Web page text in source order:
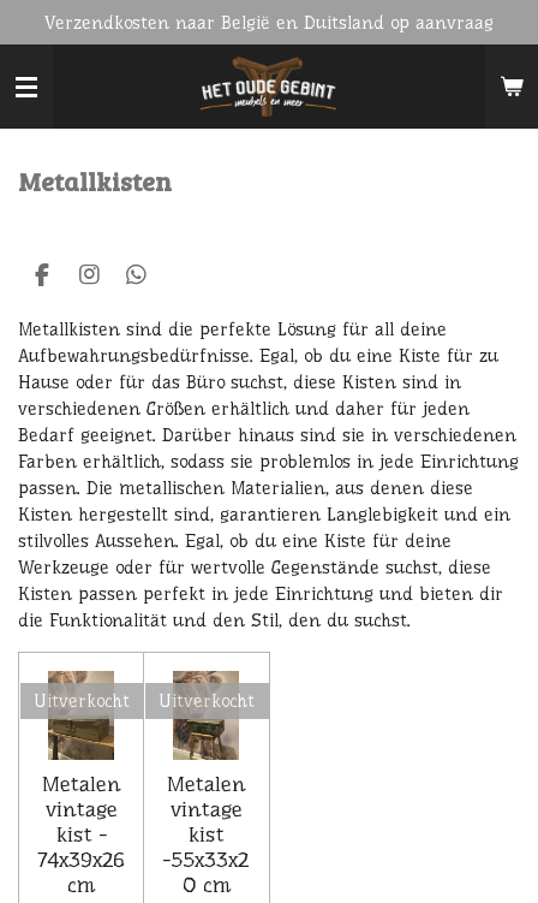
direct
naar
de
hoofdinhoud
Verzendkosten naar België en Duitsland op aanvraag
Metallkisten
F
c
e
o
o
k
I
s
t
a
g
r
a
m
W
a
t
s
A
p
p
Metallkisten sind die perfekte Lösung für all deine
Aufbewahrungsbedürfnisse. Egal, ob du eine Kiste für zu
Hause oder für das Büro suchst, diese Kisten sind in
verschiedenen Größen erhältlich und daher für jeden
Bedarf geeignet. Darüber hinaus sind sie in verschiedenen
Farben erhältlich, sodass sie problemlos in jede Einrichtung
passen. Die metallischen Materialien, aus denen diese
Kisten hergestellt sind, garantieren Langlebigkeit und ein
stilvolles Aussehen. Egal, ob du eine Kiste für deine
Werkzeuge oder für wertvolle Gegenstände suchst, diese
Kisten passen perfekt in jede Einrichtung und bieten dir
die Funktionalität und den Stil, den du suchst.
Uitverkocht
Metalen
vintage
kist -
74x39x26
cm
Uitverkocht
Metalen
vintage
kist
-55x33x2
0 cm